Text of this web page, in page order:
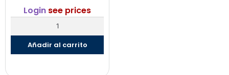
Login see prices
Añadir al carrito